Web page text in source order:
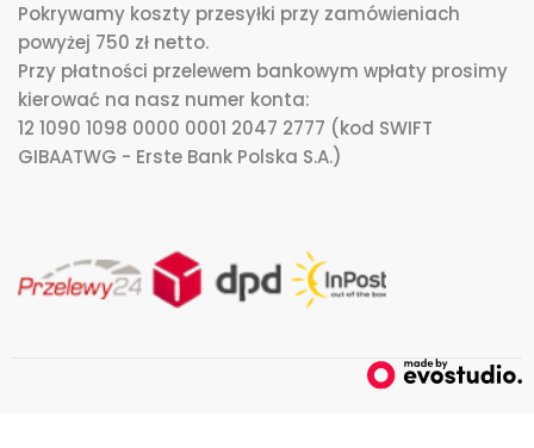
Pokrywamy koszty przesyłki przy zamówieniach
powyżej 750 zł netto.
Przy płatności przelewem bankowym wpłaty prosimy
kierować na nasz numer konta:
12 1090 1098 0000 0001 2047 2777 (kod SWIFT
GIBAATWG - Erste Bank Polska S.A.)